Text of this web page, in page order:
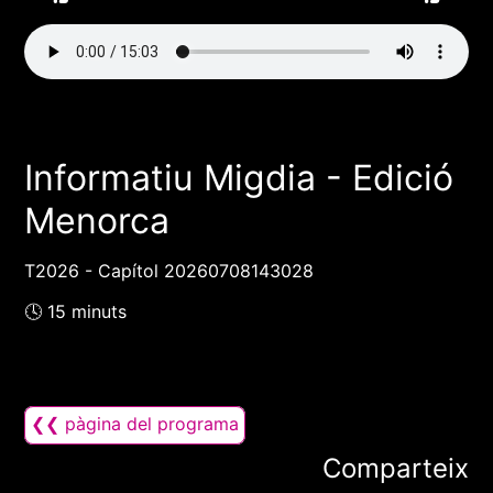
Informatiu Migdia - Edició
Menorca
T2026 - Capítol 20260708143028
🕓 15 minuts
❮❮ pàgina del programa
Comparteix